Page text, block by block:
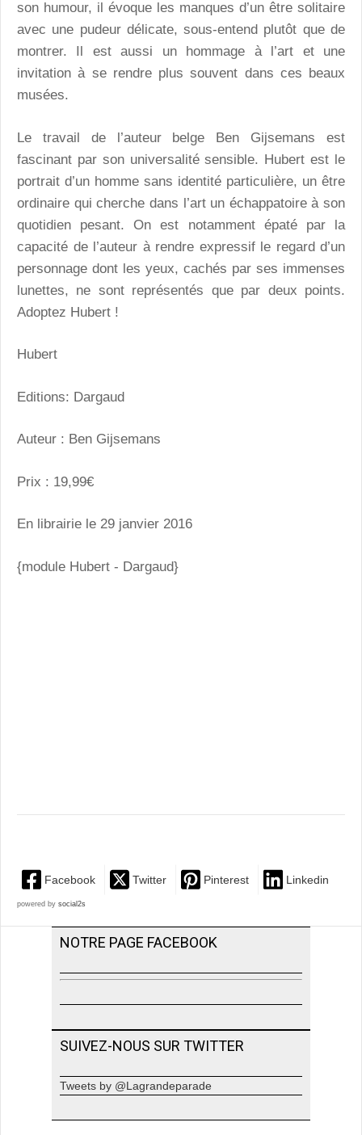
son humour, il évoque les manques d’un être solitaire
avec une pudeur délicate, sous-entend plutôt que de
montrer. Il est aussi un hommage à l’art et une
invitation à se rendre plus souvent dans ces beaux
musées.
Le travail de l’auteur belge Ben Gijsemans est
fascinant par son universalité sensible. Hubert est le
portrait d’un homme sans identité particulière, un être
ordinaire qui cherche dans l’art un échappatoire à son
quotidien pesant. On est notamment épaté par la
capacité de l’auteur à rendre expressif le regard d’un
personnage dont les yeux, cachés par ses immenses
lunettes, ne sont représentés que par deux points.
Adoptez Hubert !
Hubert
Editions: Dargaud
Auteur : Ben Gijsemans
Prix : 19,99€
En librairie le 29 janvier 2016
{module Hubert - Dargaud}
Facebook Twitter Pinterest Linkedin
powered by social2s
NOTRE PAGE FACEBOOK
SUIVEZ-NOUS SUR TWITTER
Tweets by @Lagrandeparade